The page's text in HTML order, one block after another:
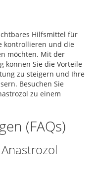
Hilfsmittel für
kontrollieren und die
möchten. Mit der
können Sie die Vorteile
zu steigern und Ihre
Besuchen Sie
zu einem
(FAQs)